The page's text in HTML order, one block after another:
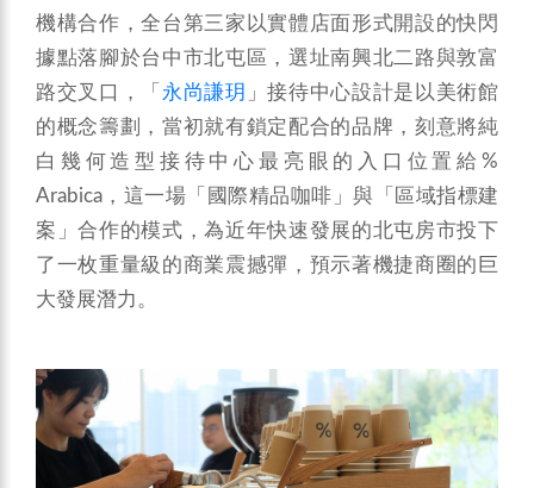
機構合作，全台第三家以實體店面形式開設的快閃
據點落腳於台中市北屯區，選址南興北二路與敦富
路交叉口，「 永尚謙玥 」接待中心設計是以美術館
的概念籌劃，當初就有鎖定配合的品牌，刻意將純
白幾何造型接待中心最亮眼的入口位置給%
Arabica，這一場「國際精品咖啡」與「區域指標建
案」合作的模式，為近年快速發展的北屯房市投下
了一枚重量級的商業震撼彈，預示著機捷商圈的巨
大發展潛力。